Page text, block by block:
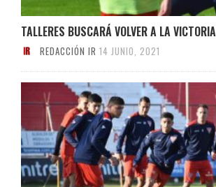
TALLERES BUSCARÁ VOLVER A LA VICTORIA
REDACCIÓN IR 14 JUNIO, 2021